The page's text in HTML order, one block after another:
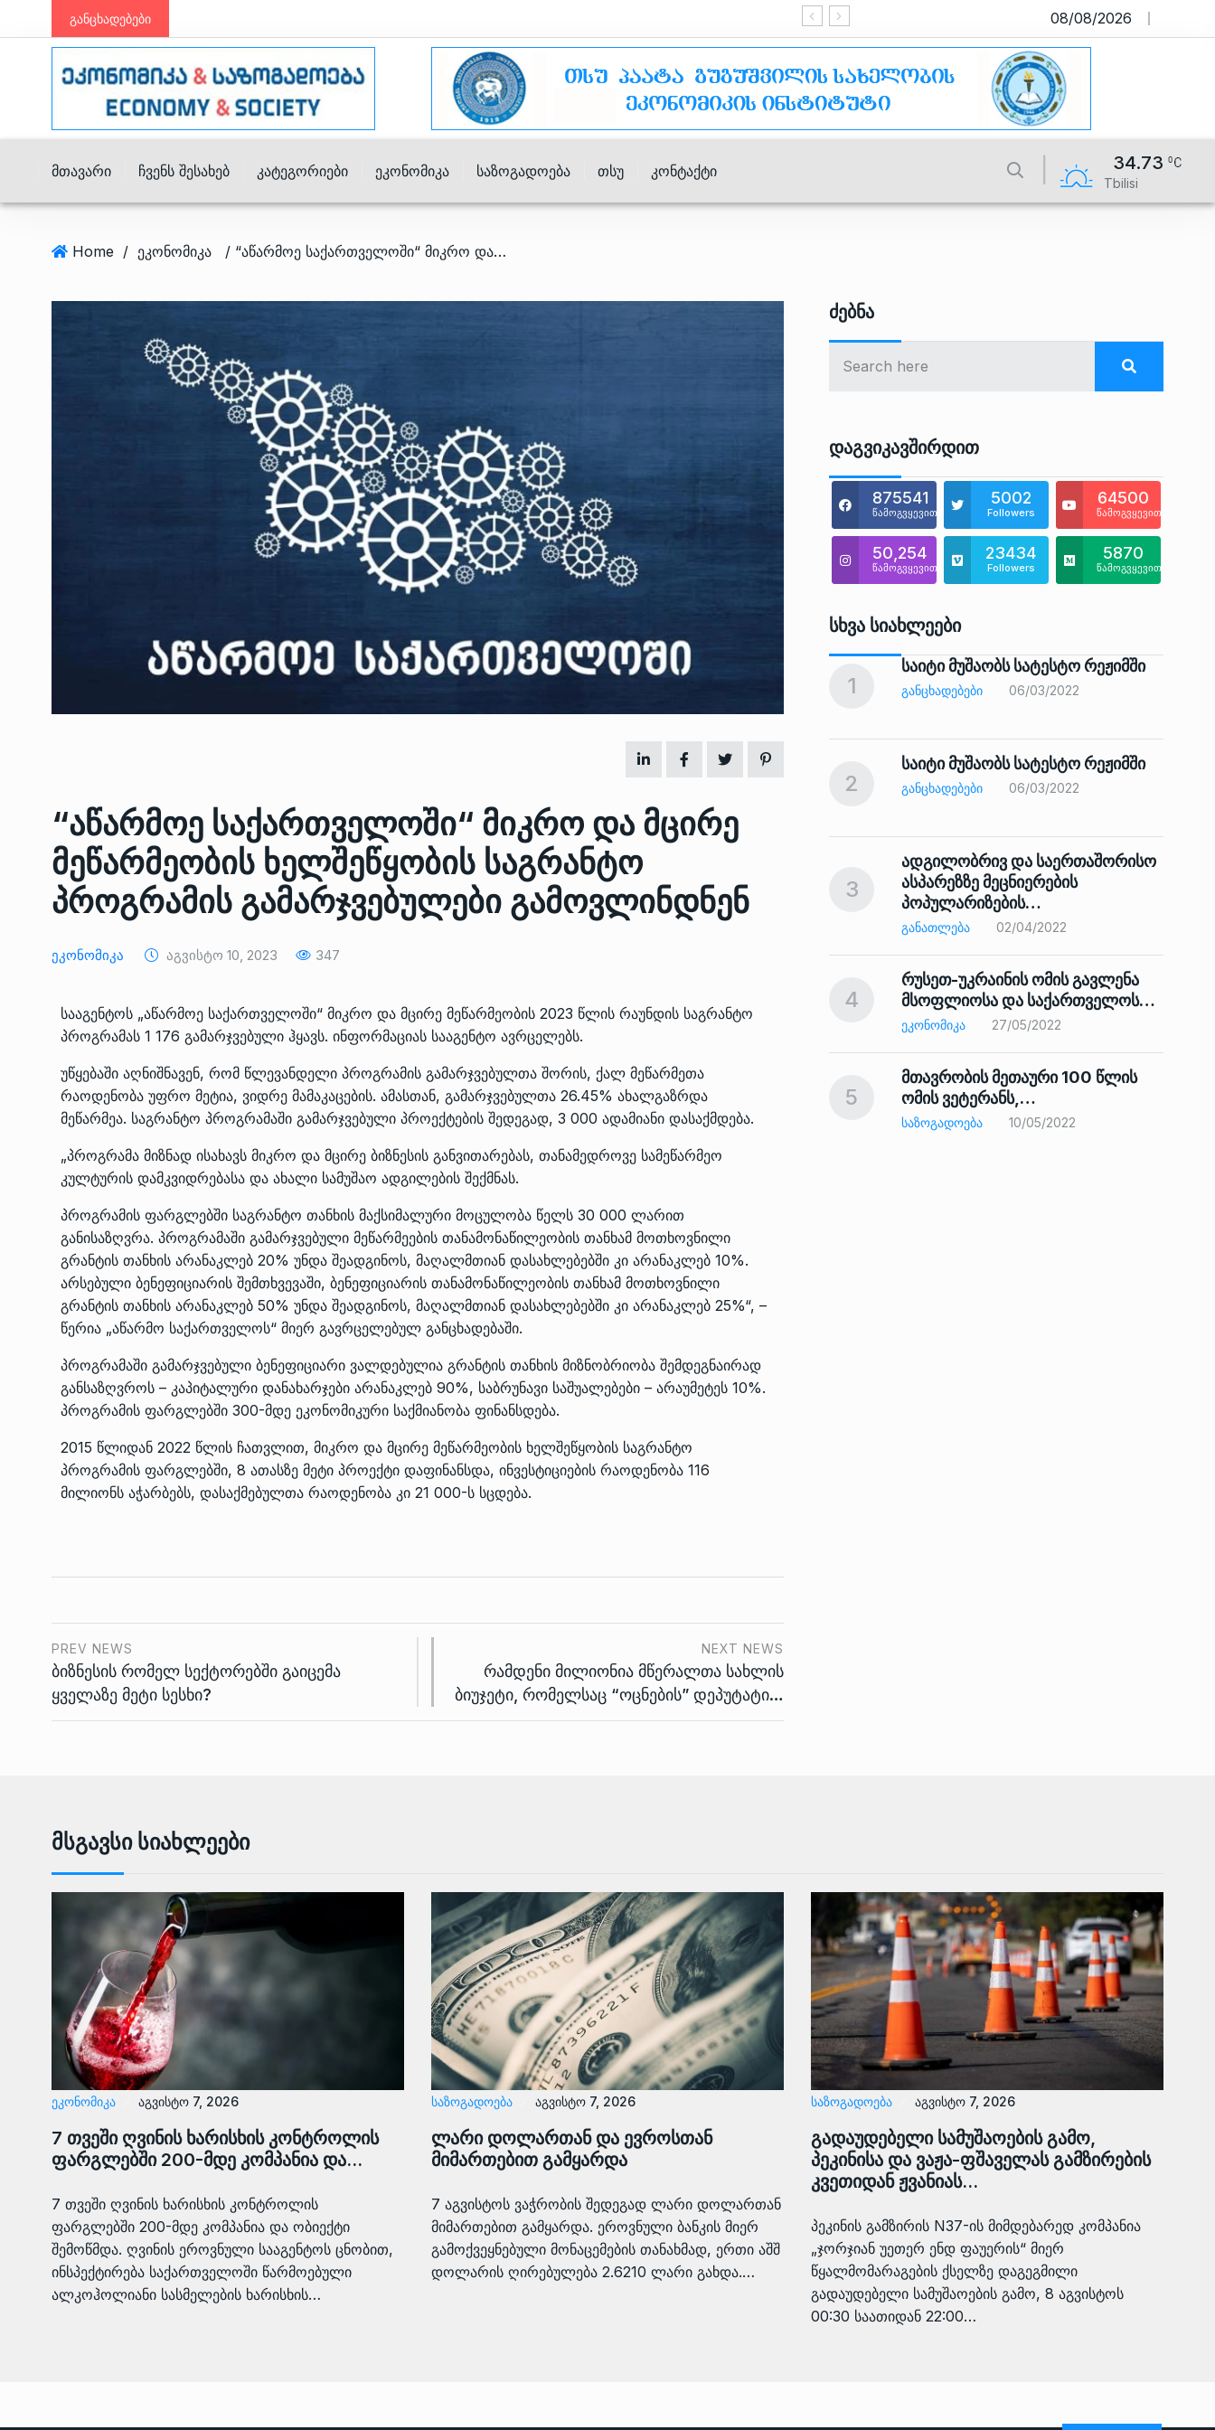
განცხადებები საიტი მუშაობს სატესტო რეჟიმში
08/08/2026
Მთავარი Ჩვენს Შესახებ Კატეგორიები Ეკონომიკა Საზოგადოება Თსუ Კონტაქტი 34.73
Tbilisi
Home / ეკონომიკა / “აწარმოე საქართველოში“ მიკრო და მცირე მეწარმეობის ხელშეწყობის საგრანტო პროგრამის გამარჯვებულები გამოვლინდნენ
“აწარმოე საქართველოში“ მიკრო და მცირე
მეწარმეობის ხელშეწყობის საგრანტო
პროგრამის გამარჯვებულები გამოვლინდნენ
Ეკონომიკა Აგვისტო 10, 2023 347
სააგენტოს „აწარმოე საქართველოში“ მიკრო და მცირე მეწარმეობის 2023 წლის რაუნდის საგრანტო
პროგრამას 1 176 გამარჯვებული ჰყავს. ინფორმაციას სააგენტო ავრცელებს.
უწყებაში აღნიშნავენ, რომ წლევანდელი პროგრამის გამარჯვებულთა შორის, ქალ მეწარმეთა
რაოდენობა უფრო მეტია, ვიდრე მამაკაცების. ამასთან, გამარჯვებულთა 26.45% ახალგაზრდა
მეწარმეა. საგრანტო პროგრამაში გამარჯვებული პროექტების შედეგად, 3 000 ადამიანი დასაქმდება.
„პროგრამა მიზნად ისახავს მიკრო და მცირე ბიზნესის განვითარებას, თანამედროვე სამეწარმეო
კულტურის დამკვიდრებასა და ახალი სამუშაო ადგილების შექმნას.
პროგრამის ფარგლებში საგრანტო თანხის მაქსიმალური მოცულობა წელს 30 000 ლარით
განისაზღვრა. პროგრამაში გამარჯვებული მეწარმეების თანამონაწილეობის თანხამ მოთხოვნილი
გრანტის თანხის არანაკლებ 20% უნდა შეადგინოს, მაღალმთიან დასახლებებში კი არანაკლებ 10%.
არსებული ბენეფიციარის შემთხვევაში, ბენეფიციარის თანამონაწილეობის თანხამ მოთხოვნილი
გრანტის თანხის არანაკლებ 50% უნდა შეადგინოს, მაღალმთიან დასახლებებში კი არანაკლებ 25%“, –
წერია „აწარმო საქართველოს“ მიერ გავრცელებულ განცხადებაში.
პროგრამაში გამარჯვებული ბენეფიციარი ვალდებულია გრანტის თანხის მიზნობრიობა შემდეგნაირად
განსაზღვროს – კაპიტალური დანახარჯები არანაკლებ 90%, საბრუნავი საშუალებები – არაუმეტეს 10%.
პროგრამის ფარგლებში 300-მდე ეკონომიკური საქმიანობა ფინანსდება.
2015 წლიდან 2022 წლის ჩათვლით, მიკრო და მცირე მეწარმეობის ხელშეწყობის საგრანტო
პროგრამის ფარგლებში, 8 ათასზე მეტი პროექტი დაფინანსდა, ინვესტიციების რაოდენობა 116
მილიონს აჭარბებს, დასაქმებულთა რაოდენობა კი 21 000-ს სცდება.
PREV NEWS
ბიზნესის რომელ სექტორებში გაიცემა
ყველაზე მეტი სესხი?
NEXT NEWS
რამდენი მილიონია მწერალთა სახლის
ბიუჯეტი, რომელსაც “ოცნების” დეპუტატი…
Ძებნა
Დაგვიკავშირდით
875541
წამოგვყევით
5002
Followers
64500
წამოგვყევით
50,254
წამოგვყევით
23434
Followers
5870
წამოგვყევით
Სხვა Სიახლეები
ოთარ შამუგია ბაქოში გამართულ
ᲔᲙᲝᲜᲝᲛᲘᲙᲐ 10/05/2022
სამსახურის…
ᲔᲙᲝᲜᲝᲛᲘᲙᲐ 10/05/2022
8
საქართველოს რკინიგზის
გენერალურმა დირექტორმა შუა
დერეფნის…
ᲔᲙᲝᲜᲝᲛᲘᲙᲐ 11/05/2022
9
სახელობის ოპერისა და
ბალეტის…
ᲙᲣᲚᲢᲣᲠᲐ 13/05/2022
10
თბილისის ზაქარია ფალიაშვილის
ბალეტის…
ᲙᲣᲚᲢᲣᲠᲐ 13/05/2022
ზურაბ აზარაშვილი:
13/05/2022
13
მარაგი დღეისათვის გვაქვს
საკმარისზე მეტი, თუმცა…
14
ტექნოპარკში სტარტაპერებს…
ᲒᲐᲜᲐᲗᲚᲔᲑᲐ
15
პრემიერ-მინისტრმა ირაკლი
ღარიბაშვილმა ახლად
ᲒᲐᲜᲐᲗᲚᲔᲑᲐ 15/05/2022
1
საიტი მუშაობს სატესტო რეჟიმში
ᲒᲐᲜᲪᲮᲐᲓᲔᲑᲔᲑᲘ 06/03/2022
2
საიტი მუშაობს სატესტო რეჟიმში
ᲒᲐᲜᲪᲮᲐᲓᲔᲑᲔᲑᲘ 06/03/2022
3
ადგილობრივ და საერთაშორისო
ასპარეზზე მეცნიერების
პოპულარიზების…
ᲒᲐᲜᲐᲗᲚᲔᲑᲐ 02/04/2022
4
რუსეთ-უკრაინის ომის გავლენა
მსოფლიოსა და საქართველოს…
ᲔᲙᲝᲜᲝᲛᲘᲙᲐ 27/05/2022
5
მთავრობის მეთაური 100 წლის
ომის ვეტერანს,…
ᲡᲐᲖᲝᲒᲐᲓᲝᲔᲑᲐ 10/05/2022
Მსგავსი Სიახლეები
ᲔᲙᲝᲜᲝᲛᲘᲙᲐ აგვისტო 7, 2026
7 თვეში ღვინის ხარისხის კონტროლის
ფარგლებში 200-მდე კომპანია და…
7 თვეში ღვინის ხარისხის კონტროლის
ფარგლებში 200-მდე კომპანია და ობიექტი
შემოწმდა. ღვინის ეროვნული სააგენტოს ცნობით,
ინსპექტირება საქართველოში წარმოებული
ალკოჰოლიანი სასმელების ხარისხის…
ᲡᲐᲖᲝᲒᲐᲓᲝᲔᲑᲐ აგვისტო 7, 2026
ლარი დოლართან და ევროსთან
მიმართებით გამყარდა
7 აგვისტოს ვაჭრობის შედეგად ლარი დოლართან
მიმართებით გამყარდა. ეროვნული ბანკის მიერ
გამოქვეყნებული მონაცემების თანახმად, ერთი აშშ
დოლარის ღირებულება 2.6210 ლარი გახდა.…
ᲡᲐᲖᲝᲒᲐᲓᲝᲔᲑᲐ აგვისტო 7, 2026
გადაუდებელი სამუშაოების გამო,
პეკინისა და ვაჟა-ფშაველას გამზირების
კვეთიდან ჟვანიას…
პეკინის გამზირის N37-ის მიმდებარედ კომპანია
„ჯორჯიან უეთერ ენდ ფაუერის“ მიერ
წყალმომარაგების ქსელზე დაგეგმილი
გადაუდებელი სამუშაოების გამო, 8 აგვისტოს
00:30 საათიდან 22:00…